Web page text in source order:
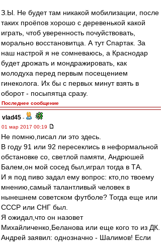
З.Ы. Не будет там никакой мобилизации, после
таких проёпов хорошо с деревенькой какой
играть, чтоб уверенность почуйствовать,
морально восстановитца. А тут Спартак. За
наш настрой я не сомневаюсь, а Краснодар
будет дрожать и мондражировать, как
молодуха перед первым посещением
гинеколога. Их бы с первых минут взять в
оборот - посыпятца сразу.
Последнее сообщение
vlad45 -
01 мар 2017 00:19
Не помню,писал ли это здесь.
В году 91 или 92 пересеклись в неформальной
обстановке со, светлой памяти, Андрюшей
Балем,он мой сосед был,играл тогда в ТА.
И я под пиво задал ему вопрос: кто,по твоему
мнению,самый талантливый человек в
нынешнем советском футболе? Тогда еще или
СССР или СНГ был.
Я ожидал,что он назовет
Михайличенко,Беланова или еще кого то из ДК.
Андрей заявил: однозначно - Шалимов! Если